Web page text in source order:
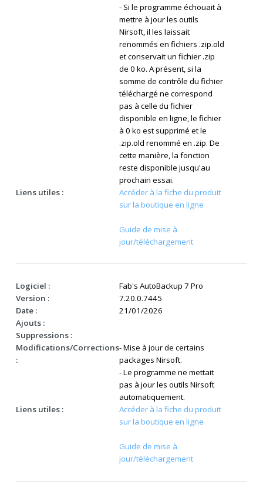
- Si le programme échouait à
mettre à jour les outils
Nirsoft, il les laissait
renommés en fichiers .zip.old
et conservait un fichier .zip
de 0 ko. A présent, si la
somme de contrôle du fichier
téléchargé ne correspond
pas à celle du fichier
disponible en ligne, le fichier
à 0 ko est supprimé et le
.zip.old renommé en .zip. De
cette manière, la fonction
reste disponible jusqu'au
prochain essai.
Liens utiles :
Accéder à la fiche du produit
sur la boutique en ligne
Guide de mise à
jour/téléchargement
Logiciel :
Fab's AutoBackup 7 Pro
Version :
7.20.0.7445
Date :
21/01/2026
Ajouts :
Suppressions :
Modifications/Corrections
:
- Mise à jour de certains
packages Nirsoft.
- Le programme ne mettait
pas à jour les outils Nirsoft
automatiquement.
Liens utiles :
Accéder à la fiche du produit
sur la boutique en ligne
Guide de mise à
jour/téléchargement